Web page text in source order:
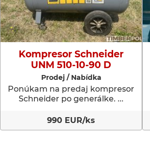
Kompresor Schneider
UNM 510-10-90 D
Prodej / Nabídka
Ponúkam na predaj kompresor
Schneider po generálke. ...
990 EUR/ks